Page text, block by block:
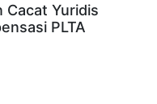
Cacat Yuridis
PLTA